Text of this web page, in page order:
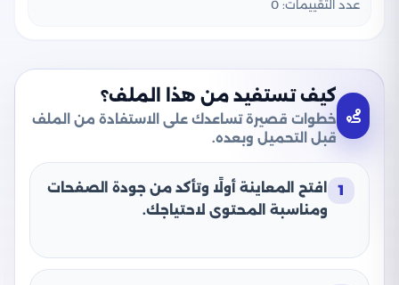
عدد التقييمات: 0
كيف تستفيد من هذا الملف؟
خطوات قصيرة تساعدك على الاستفادة من الملف
قبل التحميل وبعده.
1
افتح المعاينة أولًا وتأكد من جودة الصفحات
ومناسبة المحتوى لاحتياجك.